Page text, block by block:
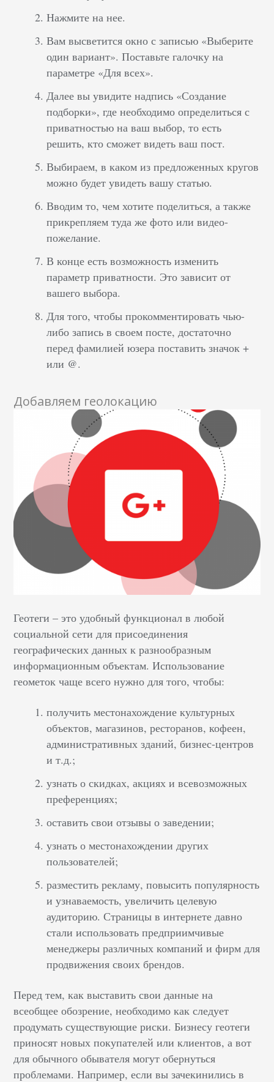
Нажмите на нее.
Вам высветится окно с записью «Выберите
один вариант». Поставьте галочку на
параметре «Для всех».
Далее вы увидите надпись «Создание
подборки», где необходимо определиться с
приватностью на ваш выбор, то есть
решить, кто сможет видеть ваш пост.
Выбираем, в каком из предложенных кругов
можно будет увидеть вашу статью.
Вводим то, чем хотите поделиться, а также
прикрепляем туда же фото или видео-
пожелание.
В конце есть возможность изменить
параметр приватности. Это зависит от
вашего выбора.
Для того, чтобы прокомментировать чью-
либо запись в своем посте, достаточно
перед фамилией юзера поставить значок +
или @.
Добавляем геолокацию
Геотеги – это удобный функционал в любой
социальной сети для присоединения
географических данных к разнообразным
информационным объектам. Использование
геометок чаще всего нужно для того, чтобы:
получить местонахождение культурных
объектов, магазинов, ресторанов, кофеен,
административных зданий, бизнес-центров
и т.д.;
узнать о скидках, акциях и всевозможных
преференциях;
оставить свои отзывы о заведении;
узнать о местонахождении других
пользователей;
разместить рекламу, повысить популярность
и узнаваемость, увеличить целевую
аудиторию. Страницы в интернете давно
стали использовать предприимчивые
менеджеры различных компаний и фирм для
продвижения своих брендов.
Перед тем, как выставить свои данные на
всеобщее обозрение, необходимо как следует
продумать существующие риски. Бизнесу геотеги
приносят новых покупателей или клиентов, а вот
для обычного обывателя могут обернуться
проблемами. Например, если вы зачекинились в